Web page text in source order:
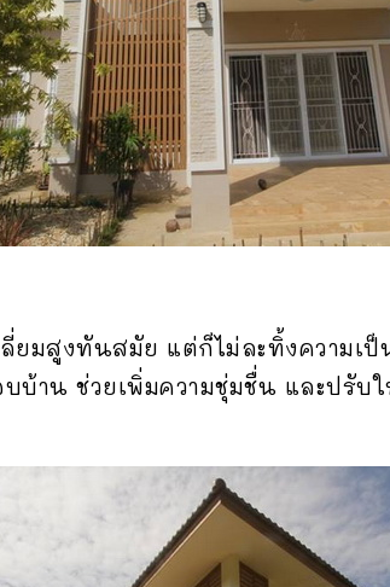
ยมสูงทันสมัย แต่ก็ไม่ละทิ้งความเ
าน ช่วยเพิ่มความชุ่มชื่น และปรับใ